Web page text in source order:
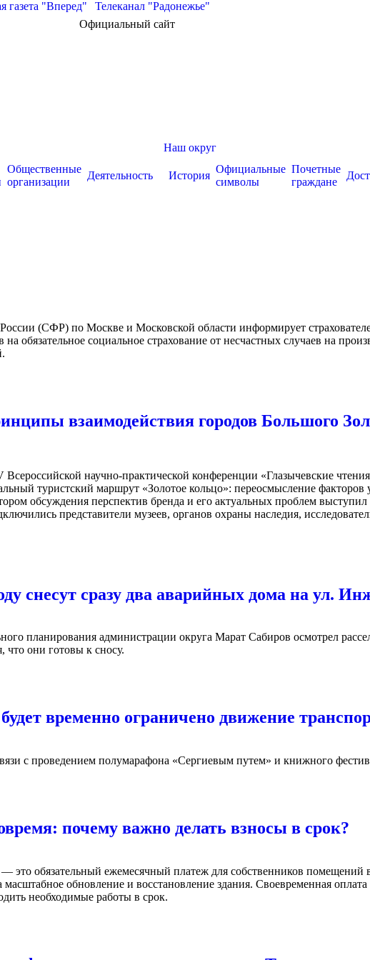
газета "Вперед"
Телеканал "Радонежье"
Официальный сайт
Общественные
организации
Деятельность
Наш округ
История
Официальные
символы
Почетные
граждане
(СФР) по Москве и Московской области информирует
обязательное социальное страхование от несчастных случаев на
взаимодействия городов Большого
научно-практической конференции «Глазычевские
туристский маршрут «Золотое кольцо»: переосмысление факторов
обсуждения перспектив бренда и его актуальных проблем выступил
представители музеев, органов охраны наследия,
снесут сразу два аварийных дома на ул.
планирования администрации округа Марат Сабиров осмотрел
что они готовы к сносу.
временно ограничено движение
с проведением полумарафона «Сергиевым путем» и книжного
почему важно делать взносы в срок?
это обязательный ежемесячный платеж для собственников помещений
обновление и восстановление здания. Своевременная оплата
необходимые работы в срок.